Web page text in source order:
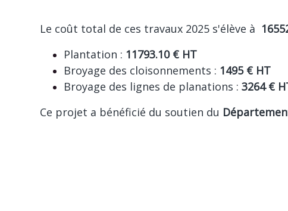
Le coût total de ces travaux 2025 s'élève à
Plantation : 11793.10 € HT
Broyage des cloisonnements : 1495 € HT
Broyage des lignes de planations : 3264 €
Ce projet a bénéficié du soutien du